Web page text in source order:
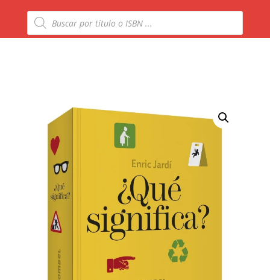
Búsqueda
de
productos